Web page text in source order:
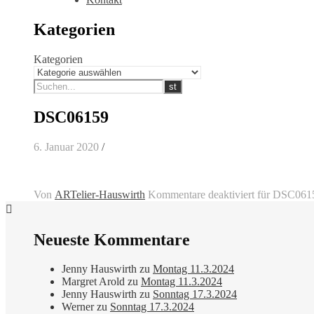
Kategorien
Kategorien
DSC06159
6. Januar 2020 /
Von ARTelier-Hauswirth Kommentare deaktiviert für
Neueste Kommentare
Jenny Hauswirth zu Montag 11.3.2024
Margret Arold zu Montag 11.3.2024
Jenny Hauswirth zu Sonntag 17.3.2024
Wernerzu Sonntag 17.3.2024